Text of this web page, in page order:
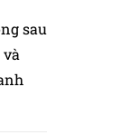
sau
và